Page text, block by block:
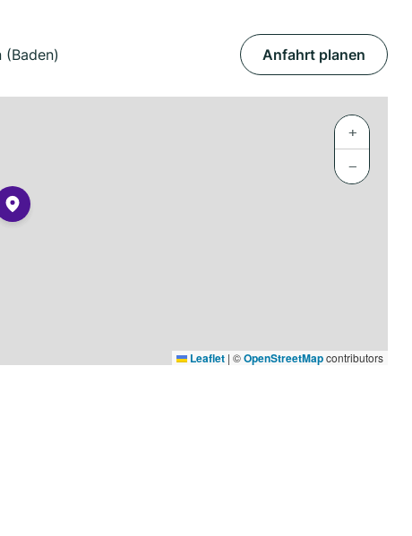
(Baden) Anfahrt planen
+
−
Leaflet | ©OpenStreetMapcontributors